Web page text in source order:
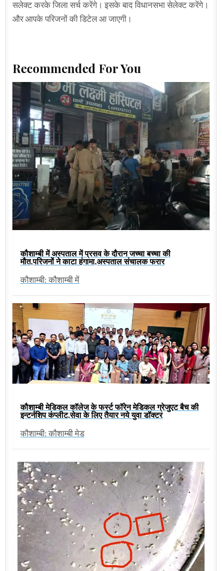
सलेक्ट करके जिला सर्च करेंगे। इसके बाद विधानसभा सेलेक्ट करेंगे।
और आपके परिजनों की डिटेल आ जाएगी।
Recommended For You
कौशाम्बी में अस्पताल में प्रसव के दौरान जच्चा बच्चा की
मौत,परिजनों ने काटा हंगामा,अस्पताल संचालक फरार
कौशाम्बी: कौशाम्बी में
कौशाम्बी मेडिकल कॉलेज के फर्स्ट फॉरेन मेडिकल ग्रेजुएट बैच की
इन्टर्नशिप कंप्लीट,सेवा के लिए तैयार नये युवा डॉक्टर
कौशाम्बी: कौशाम्बी मेड